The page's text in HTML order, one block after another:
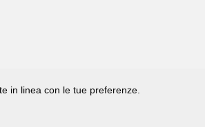
in linea con le tue preferenze.